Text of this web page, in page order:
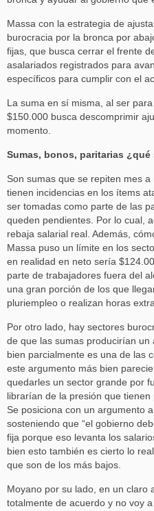
Massa con la estrategia de
burocracia por la bronca por
fijas, que busca cerrar el frente
asalariados registrados para
específicos para cumplir con el
La suma en sí misma, al ser
$150.000 busca descomprimir
momento.
Sumas, bonos, paritarias
Son sumas que se repiten mes
tienen incidencias en los ítems
ser tomadas como parte de las
queden pendientes. Por lo cual,
rebaja salarial real. Además,
Massa puso un límite en los
en realidad en neto sería
parte de trabajadores fuera del
una gran porción de los que
pluriempleo o realizan horas
Por otro lado, hay sectores
de que las sumas producirían un
bien parcialmente es una de las
este argumento más bien
quedarles un sector grande por
librarían de la presión que
Se posiciona con un argumento
sosteniendo que “el gobierno
fija porque eso levanta los
bien esto también es cierto lo
que son de los más bajos.
Moyano por su lado, en un claro
totalmente de acuerdo y no voy